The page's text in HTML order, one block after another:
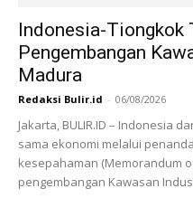
Indonesia-Tiongkok
Pengembangan
Madura
Redaksi Bulir.id - 06/08/2026
Jakarta, BULIR.ID – Indonesia
sama ekonomi melalui
kesepahaman (Memorandum
pengembangan Kawasan